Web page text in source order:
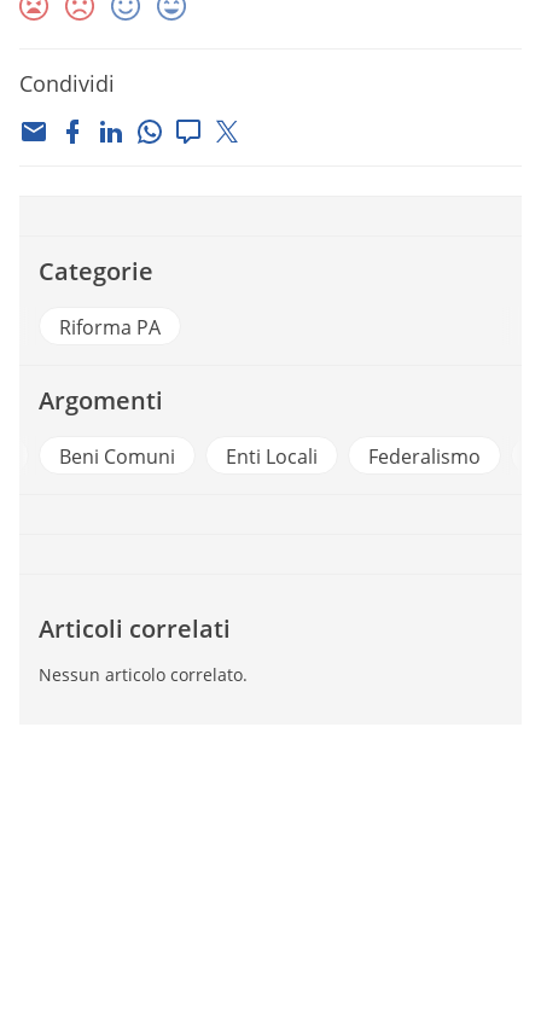
Condividi
Categorie
Riforma PA
Argomenti
Beni Comuni Enti Locali Federalismo
Articoli correlati
Nessun articolo correlato.